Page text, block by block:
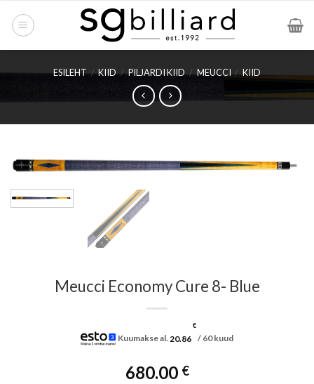
ESILEHT / KIID / PILJARDI KIID / MEUCCI / KIID
Meucci Economy Cure 8- Blue
Kuumakse al. 20.86
€
/ 60 kuud
680.00 €